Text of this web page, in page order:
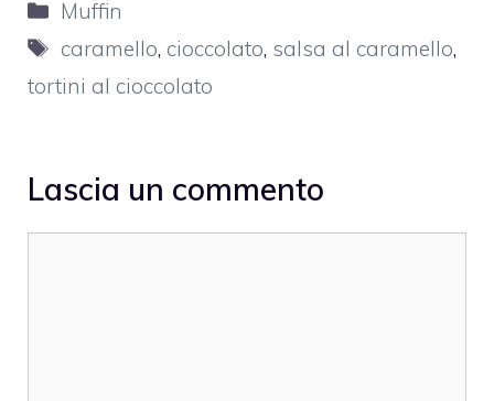
Categorie
Muffin
Tag
caramello, cioccolato, salsa al caramello,
tortini al cioccolato
Lascia un commento